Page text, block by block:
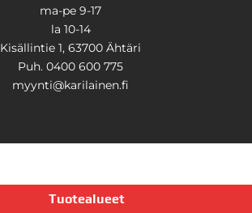
ma-pe 9-17
la 10-14
Kisällintie 1, 63700 Ähtäri
Puh. 0400 600 775
myynti@karilainen.fi
Tuotealueet